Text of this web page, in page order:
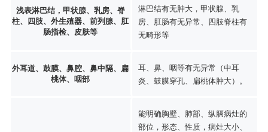
浅表淋巴结，甲状腺、乳房、脊
柱、四肢、外生殖器、前列腺、肛
肠指检、皮肤等
淋巴结有无肿大，甲状腺、乳
房、肛肠有无异常、四肢脊柱有
无畸形等
外耳道、鼓膜、鼻腔、鼻中隔、扁
桃体、咽部
耳、鼻、咽等有无异常（中耳
炎、鼓膜穿孔、扁桃体肿大）。
能明确胸壁、肺部、纵膈病灶的
部位，形态、性质，病灶大小、